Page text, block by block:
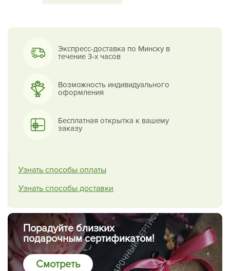
Экспресс-доставка по Минску в
течение 3-х часов
Возможность индивидуального
оформления
Бесплатная открытка к вашему
заказу
Узнать способы оплаты
Узнать способы доставки
Порадуйте близких
подарочным сертификатом!
Смотреть